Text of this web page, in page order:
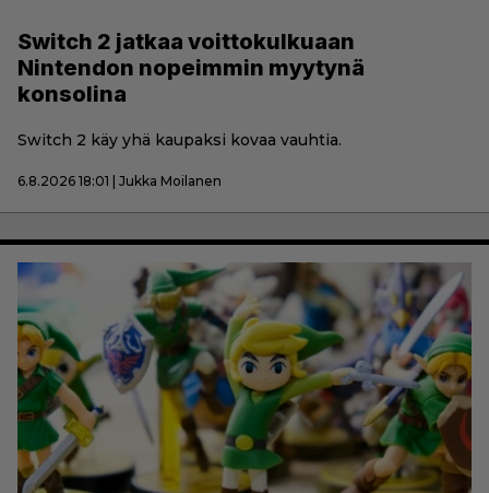
Switch 2 jatkaa voittokulkuaan
Nintendon nopeimmin myytynä
konsolina
Switch 2 käy yhä kaupaksi kovaa vauhtia.
6.8.2026 18:01 | Jukka Moilanen